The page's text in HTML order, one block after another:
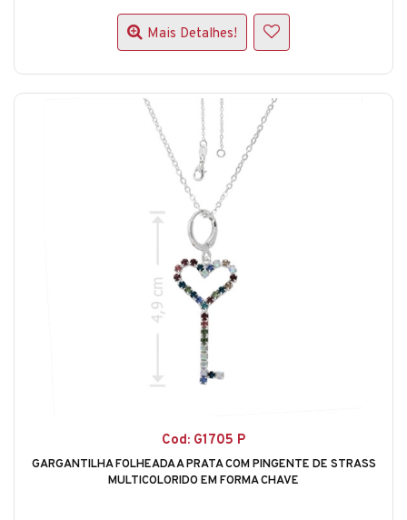
Mais Detalhes!
Cod: G1705 P
GARGANTILHA FOLHEADA A PRATA COM PINGENTE DE STRASS
MULTICOLORIDO EM FORMA CHAVE